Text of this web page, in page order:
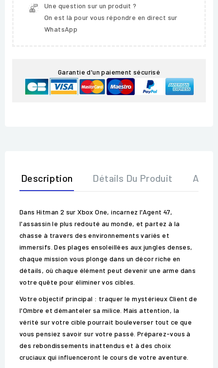
Une question sur un produit ?
On est là pour vous répondre en direct sur
WhatsApp
Garantie d'un paiement sécurisé
Description Détails Du Produit Avis
Dans Hitman 2 sur Xbox One, incarnez l'Agent 47,
l'assassin le plus redouté au monde, et partez à la
chasse à travers des environnements variés et
immersifs. Des plages ensoleillées aux jungles denses,
chaque mission vous plonge dans un décor riche en
détails, où chaque élément peut devenir une arme dans
votre quête pour éliminer vos cibles.
Votre objectif principal : traquer le mystérieux Client de
l'Ombre et démanteler sa milice. Mais attention, la
vérité sur votre cible pourrait bouleverser tout ce que
vous pensiez savoir sur votre passé. Préparez-vous à
des rebondissements inattendus et à des choix
cruciaux qui influenceront le cours de votre aventure.